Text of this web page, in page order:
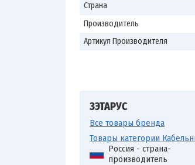
Страна
Производитель
Артикул Производителя
ЗЭТАРУС
Все товары бренда
Товары категории
Россия - страна-
производитель